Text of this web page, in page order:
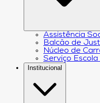
Assistência
Balcão de
Núcleo de
Serviço
Institucional